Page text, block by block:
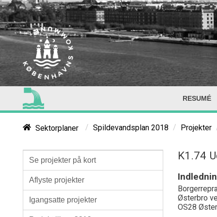
RESUMÉ
Sektorplaner / Spildevandsplan 2018 / Projekter
Se projekter på kort
Aflyste projekter
Igangsatte projekter
K1.74
Østerbro
OS28